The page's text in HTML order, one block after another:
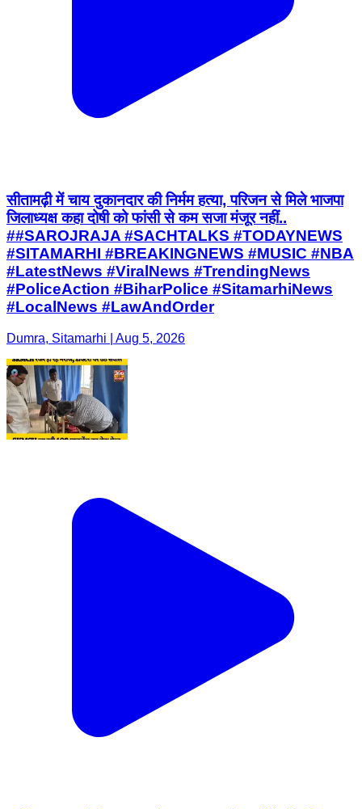
सीतामढ़ी में चाय दुकानदार की निर्मम हत्या, परिजन से मिले भाजपा
जिलाध्यक्ष कहा दोषी को फांसी से कम सजा मंजूर नहीं..
##SAROJRAJA #SACHTALKS #TODAYNEWS
#SITAMARHI #BREAKINGNEWS #MUSIC #NBA
#LatestNews #ViralNews #TrendingNews
#PoliceAction #BiharPolice #SitamarhiNews
#LocalNews #LawAndOrder
Dumra, Sitamarhi | Aug 5, 2026